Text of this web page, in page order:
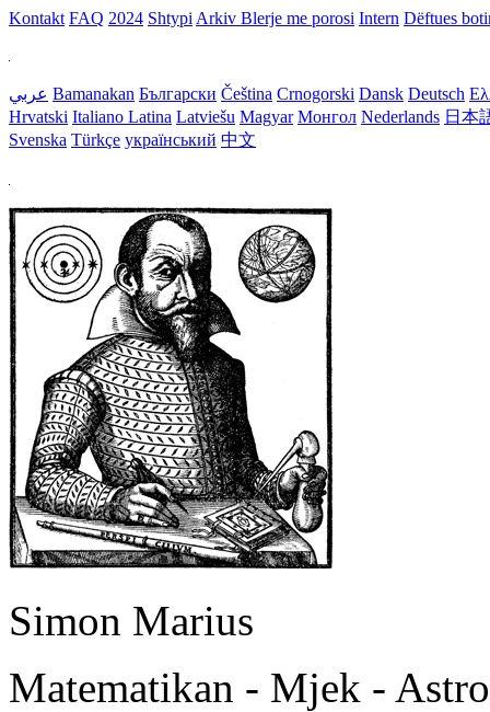
Kontakt FAQ 2024 Shtypi Arkiv Blerje me porosi Intern Dëftues
عربي Bamanakan Български Čeština Crnogorski Dansk Deutsch
Hrvatski Italiano Latina Latviešu Magyar Монгол Nederlands 日本
Svenska Türkçe український 中文
Simon Marius
Matematikan - Mjek -